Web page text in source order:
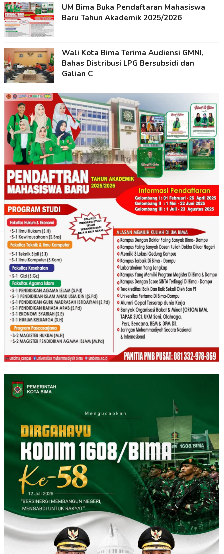
UM Bima Buka Pendaftaran Mahasiswa
Baru Tahun Akademik 2025/2026
Wali Kota Bima Terima Audiensi GMNI,
Bahas Distribusi LPG Bersubsidi dan
Galian C